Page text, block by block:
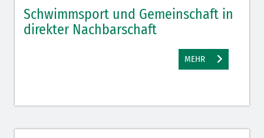
Schwimmsport und Gemeinschaft in
direkter Nachbarschaft
MEHR